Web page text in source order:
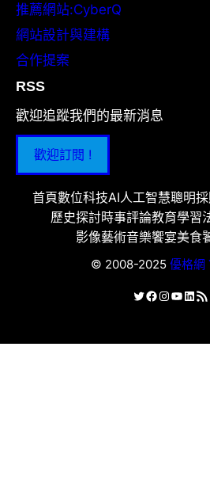
推薦網站:CyberQ
網站設計與建構
合作提案
RSS
歡迎追蹤我們的最新消息
歡迎訂閱 !
首頁數位科技AI人工智慧聰明
歷史探討時事評論教育學習
影像藝術音樂饗宴美食
© 2008-2025 優格網
X FacebookRSS 資訊提供